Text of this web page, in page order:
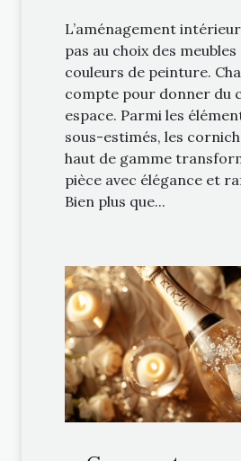
L’aménagement
pas au choix des meubles
couleurs de peinture.
compte pour donner du
espace. Parmi les
sous-estimés, les
haut de gamme
pièce avec élégance et
Bien plus que...